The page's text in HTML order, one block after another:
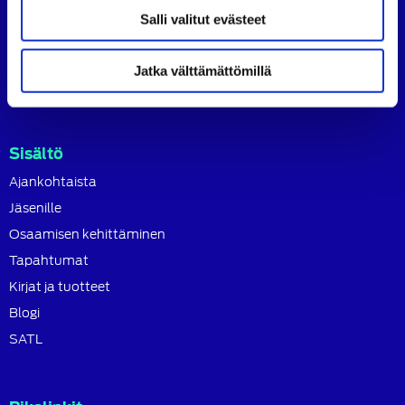
Salli valitut evästeet
Jatka välttämättömillä
tavoitteena on ylläpitää ja kehittää koko autoalan
osaamista ja ammattitaitoa.
Sisältö
Ajankohtaista
Jäsenille
Osaamisen kehittäminen
Tapahtumat
Kirjat ja tuotteet
Blogi
SATL